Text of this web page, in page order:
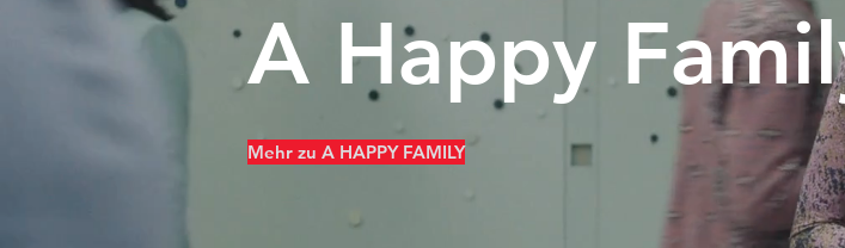
A Happy
Mehr zu A HAPPY FAMILY